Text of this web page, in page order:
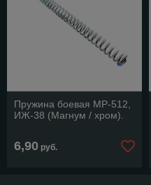
Пружина боевая МР-512,
ИЖ-38 (Магнум / хром).
6,90 руб.